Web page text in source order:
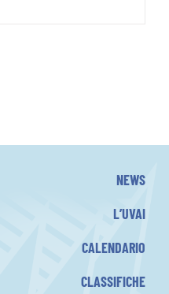
NEWS
L’UVAI
CALENDARIO
CLASSIFICHE